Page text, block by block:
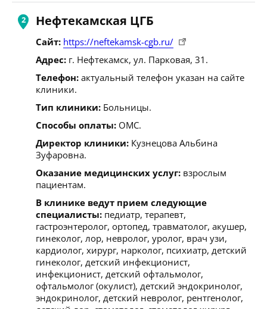
Нефтекамская ЦГБ
Сайт: https://neftekamsk-cgb.ru/
Адрес: г. Нефтекамск, ул. Парковая, 31.
Телефон: актуальный телефон указан на сайте
клиники.
Тип клиники: Больницы.
Способы оплаты: ОМС.
Директор клиники: Кузнецова Альбина
Зуфаровна.
Оказание медицинских услуг: взрослым
пациентам.
В клинике ведут прием следующие
специалисты: педиатр, терапевт,
гастроэнтеролог, ортопед, травматолог, акушер,
гинеколог, лор, невролог, уролог, врач узи,
кардиолог, хирург, нарколог, психиатр, детский
гинеколог, детский инфекционист,
инфекционист, детский офтальмолог,
офтальмолог (окулист), детский эндокринолог,
эндокринолог, детский невролог, рентгенолог,